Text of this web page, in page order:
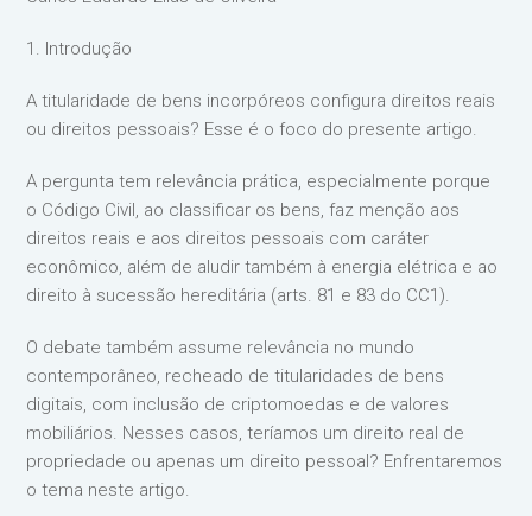
1. Introdução
A titularidade de bens incorpóreos configura direitos reais
ou direitos pessoais? Esse é o foco do presente artigo.
A pergunta tem relevância prática, especialmente porque
o Código Civil, ao classificar os bens, faz menção aos
direitos reais e aos direitos pessoais com caráter
econômico, além de aludir também à energia elétrica e ao
direito à sucessão hereditária (arts. 81 e 83 do CC1).
O debate também assume relevância no mundo
contemporâneo, recheado de titularidades de bens
digitais, com inclusão de criptomoedas e de valores
mobiliários. Nesses casos, teríamos um direito real de
propriedade ou apenas um direito pessoal? Enfrentaremos
o tema neste artigo.